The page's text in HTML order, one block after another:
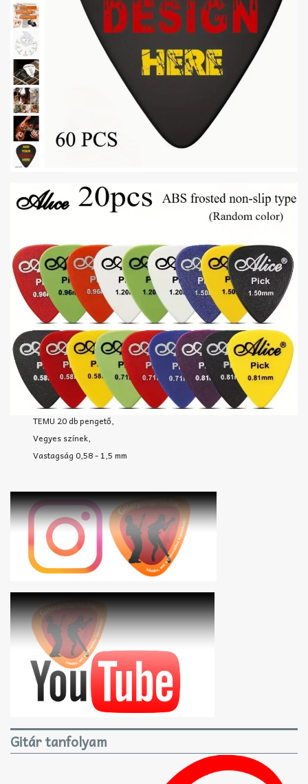
TEMU 20 db pengető,
Vegyes színek,
Vastagság 0,58 - 1,5 mm
Gitár tanfolyam